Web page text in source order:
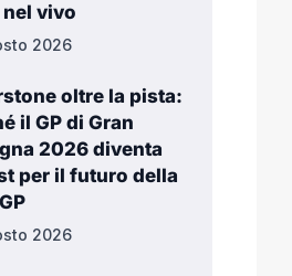
vivo
2026
oltre la pista:
il GP di Gran
2026 diventa
per il futuro della
2026